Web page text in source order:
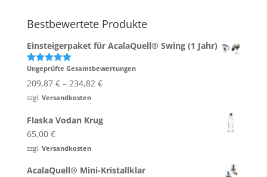
Bestbewertete Produkte
Einsteigerpaket für AcalaQuell® Swing (1 Jahr)
Bewertet
von 5
Ungeprüfte Gesamtbewertungen
209,87 €– 234,82 €
zzgl. Versandkosten
Flaska Vodan Krug
65,00 €
zzgl. Versandkosten
AcalaQuell® Mini-Kristallklar